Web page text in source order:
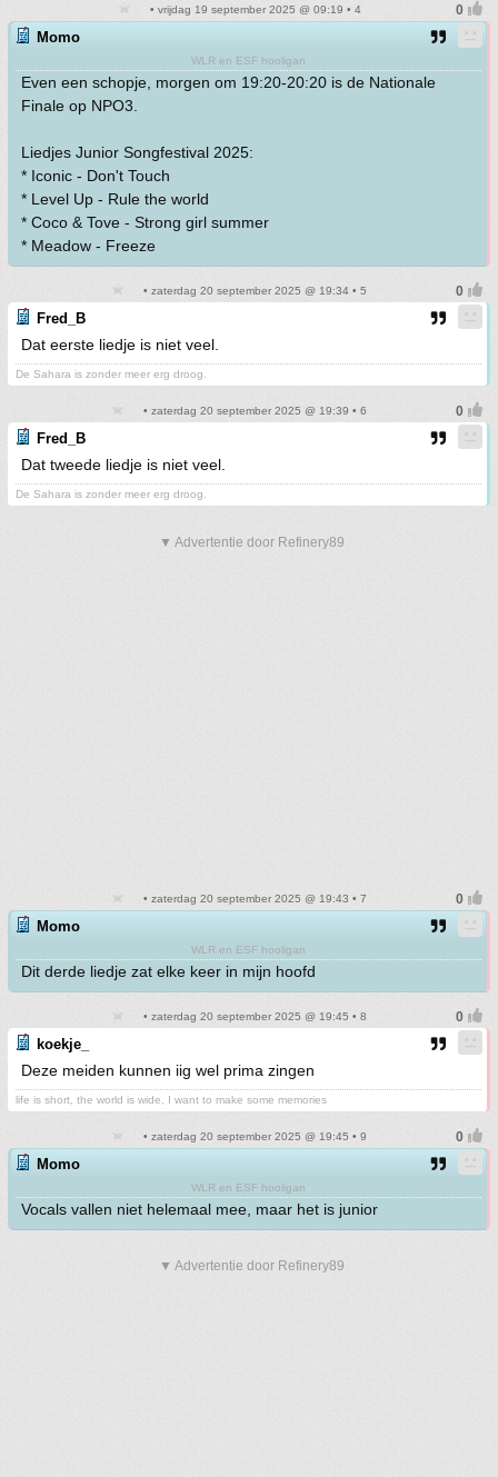
• vrijdag 19 september 2025 @ 09:19 • 4
Momo
WLR en ESF hooligan
Even een schopje, morgen om 19:20-20:20 is de Nationale
Finale op NPO3.
Liedjes Junior Songfestival 2025:
* Iconic - Don't Touch
* Level Up - Rule the world
* Coco & Tove - Strong girl summer
* Meadow - Freeze
• zaterdag 20 september 2025 @ 19:34 • 5
Fred_B
Dat eerste liedje is niet veel.
De Sahara is zonder meer erg droog.
• zaterdag 20 september 2025 @ 19:39 • 6
Fred_B
Dat tweede liedje is niet veel.
De Sahara is zonder meer erg droog.
▼ Advertentie door Refinery89
• zaterdag 20 september 2025 @ 19:43 • 7
Momo
WLR en ESF hooligan
Dit derde liedje zat elke keer in mijn hoofd
• zaterdag 20 september 2025 @ 19:45 • 8
koekje_
Deze meiden kunnen iig wel prima zingen
life is short, the world is wide, I want to make some memories
• zaterdag 20 september 2025 @ 19:45 • 9
Momo
WLR en ESF hooligan
Vocals vallen niet helemaal mee, maar het is junior
▼ Advertentie door Refinery89